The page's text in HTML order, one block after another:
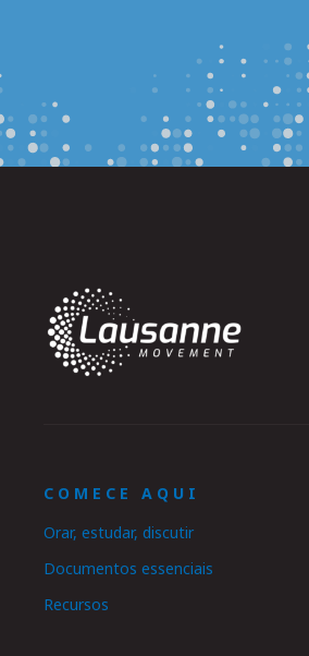
COMECE AQUI
Orar, estudar, discutir
Documentos essenciais
Recursos